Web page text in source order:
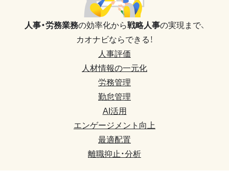
人事・労務業務の効率化から戦略人事の実現まで、
カオナビならできる！
人事評価
人材情報の一元化
労務管理
勤怠管理
AI活用
エンゲージメント向上
最適配置
離職抑止・分析